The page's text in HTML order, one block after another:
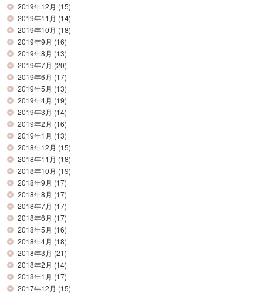
2019年12月 (15)
2019年11月 (14)
2019年10月 (18)
2019年9月 (16)
2019年8月 (13)
2019年7月 (20)
2019年6月 (17)
2019年5月 (13)
2019年4月 (19)
2019年3月 (14)
2019年2月 (16)
2019年1月 (13)
2018年12月 (15)
2018年11月 (18)
2018年10月 (19)
2018年9月 (17)
2018年8月 (17)
2018年7月 (17)
2018年6月 (17)
2018年5月 (16)
2018年4月 (18)
2018年3月 (21)
2018年2月 (14)
2018年1月 (17)
2017年12月 (15)